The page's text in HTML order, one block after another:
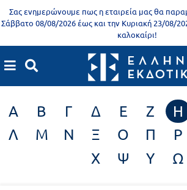
Σας ενημερώνουμε πως η εταιρεία μας θα
Σάββατο 08/08/2026 έως και την Κυριακή 23/08/
καλοκαίρι!
X
Βιβλία
ενήλικες
βιβλία
Προδημοτική
εκπαίδευση
Εκπαιδευτικές
αφίσες
Βιβλία
νηπιαγωγείου
Σειρά
Συγγραφείς
Α Β Γ Δ Ε Ζ Η
Λ
Μ Ν Ξ Ο Π Ρ
Χ
Ψ Υ Ω